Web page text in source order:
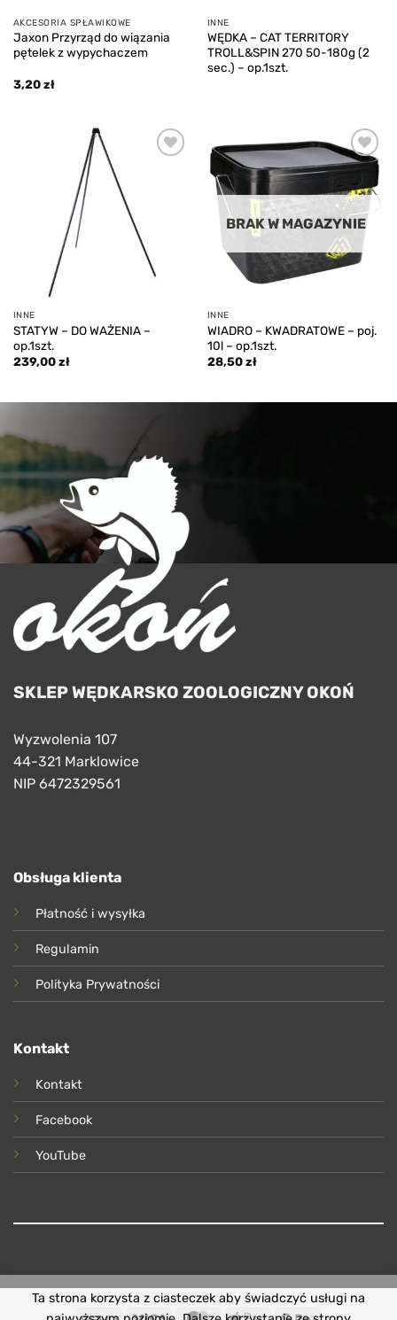
AKCESORIA SPŁAWIKOWE
Jaxon Przyrząd do wiązania
pętelek z wypychaczem
3,20zł
INNE
WĘDKA – CAT TERRITORY
TROLL&SPIN 270 50-180g (2
sec.) – op.1szt.
INNE
STATYW – DO WAŻENIA –
op.1szt.
239,00zł
Add to
wishlist
BRAK W MAGAZYNIE
INNE
WIADRO – KWADRATOWE – poj.
10l – op.1szt.
28,50zł
SKLEP WĘDKARSKO ZOOLOGICZNY OKOŃ
Wyzwolenia 107
44-321 Marklowice
NIP 6472329561
Obsługa klienta
Płatność i wysyłka
Regulamin
Polityka Prywatności
Kontakt
Kontakt
Facebook
YouTube
Ta strona korzysta z ciasteczek aby świadczyć usługi na